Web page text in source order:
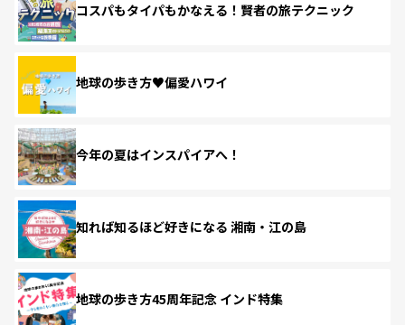
コスパもタイパもかなえる！賢者の旅テクニック
地球の歩き方♥偏愛ハワイ
今年の夏はインスパイアへ！
知れば知るほど好きになる 湘南・江の島
地球の歩き方45周年記念 インド特集